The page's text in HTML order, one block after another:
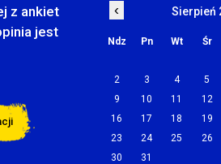
z ankiet
jest
‹ Sierpień
Ndz Pn Wt Śr
2
3 4 5
9
10 11 12
16
17 18 19
23
24 25 26
30
31